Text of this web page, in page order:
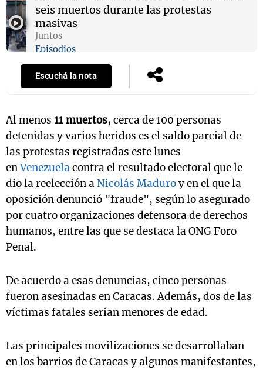
seis muertos durante las protestas
masivas
Juntos
Episodios
Escuchá la nota
Al menos 11 muertos, cerca de 100 personas
detenidas y varios heridos es el saldo parcial de
las protestas registradas este lunes
enVenezuelacontra el resultado electoral que le
dio la reelección aNicolás Maduroy en el que la
oposición denunció "fraude", según lo asegurado
por cuatro organizaciones defensora de derechos
humanos, entre las que se destaca la ONG Foro
Penal.
De acuerdo a esas denuncias, cinco personas
fueron asesinadas en Caracas. Además, dos de las
víctimas fatales serían menores de edad.
Las principales movilizaciones se desarrollaban
en los barrios de Caracas y algunos manifestantes,